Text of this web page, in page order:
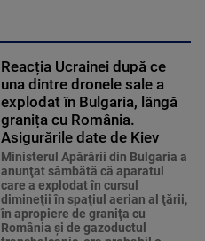
Reacția Ucrainei după ce
una dintre dronele sale a
explodat în Bulgaria, lângă
granița cu România.
Asigurările date de Kiev
Ministerul Apărării din Bulgaria a
anunţat sâmbătă că aparatul
care a explodat în cursul
dimineţii în spaţiul aerian al ţării,
în apropiere de graniţa cu
România şi de gazoductul